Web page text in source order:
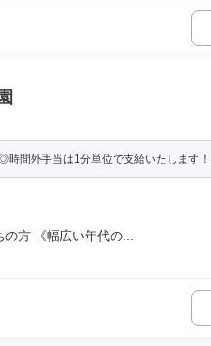
時間外手当は1分単位で支給いたします！
方 《幅広い年代の...